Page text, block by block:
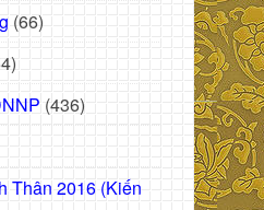
(66)
(436)
Thân 2016 (Kiến